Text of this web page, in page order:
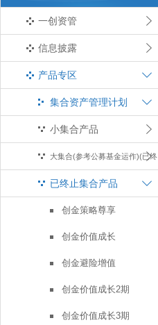
一创资管
信息披露
产品专区
集合资产管理计划
小集合产品
大集合(参考公募基金运作)(已终
止)
已终止集合产品
创金策略尊享
创金价值成长
创金避险增值
创金价值成长2期
创金价值成长3期